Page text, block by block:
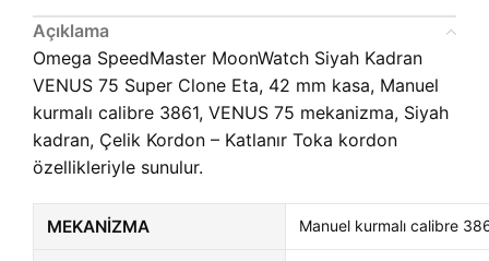
Açıklama
Omega SpeedMaster MoonWatch Siyah Kadran
VENUS 75 Super Clone Eta, 42 mm kasa, Manuel
kurmalı calibre 3861, VENUS 75 mekanizma, Siyah
kadran, Çelik Kordon – Katlanır Toka kordon
özellikleriyle sunulur.
MEKANIZMA Manuel kurmalı calibre